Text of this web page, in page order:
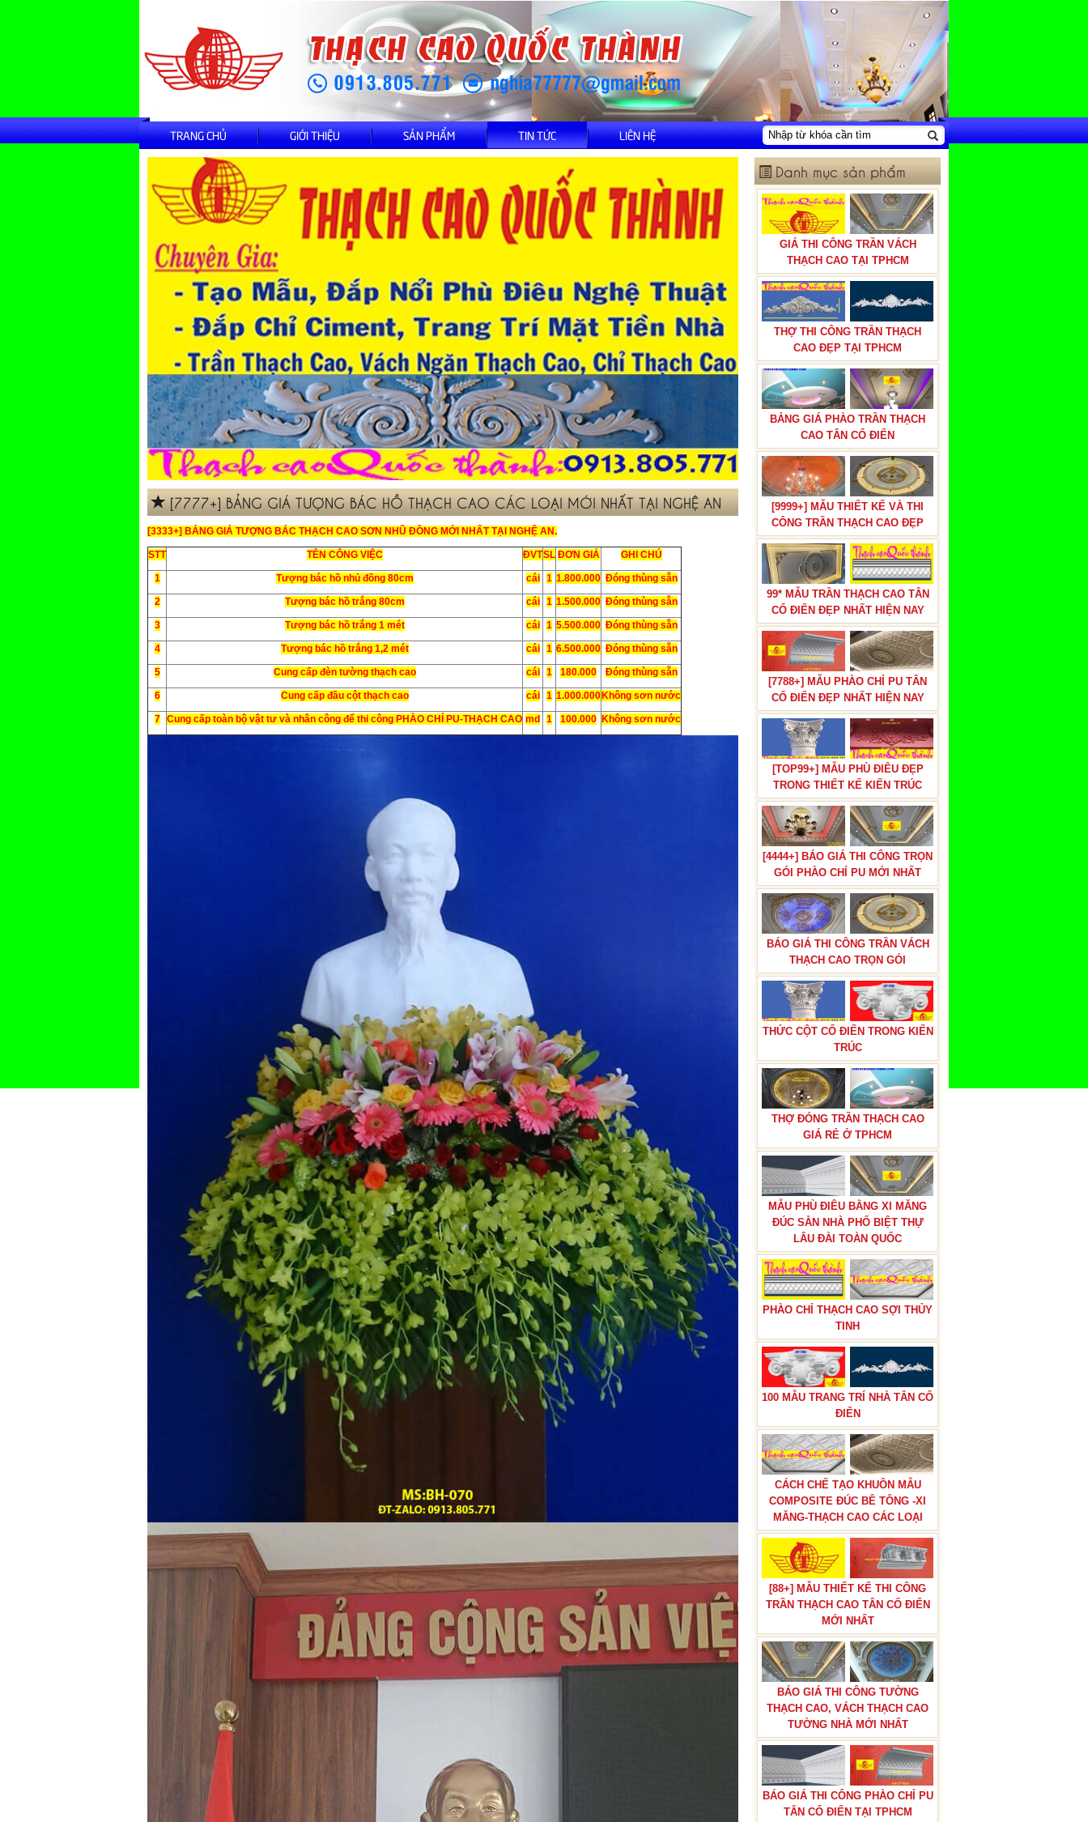
TRANG CHỦ GIỚI THIỆU SẢN PHẨM TIN TỨC LIÊN HỆ
[7777+] BẢNG GIÁ TƯỢNG BÁC HỒ THẠCH CAO CÁC LOẠI MỚI NHẤT TẠI NGHỆ AN
[3333+] BẢNG GIÁ TƯỢNG BÁC THẠCH CAO SƠN NHŨ ĐỒNG MỚI NHẤT TẠI NGHỆ AN.
STT TÊN CÔNG VIỆC ĐVTSL ĐƠN GIÁ GHI CHÚ
1 Tượng bác hồ nhủ đồng 80cm cái 1 1.800.000 Đóng thùng sẵn
2 Tượng bác hồ trắng 80cm cái 1 1.500.000 Đóng thùng sẵn
3 Tượng bác hồ trắng 1 mét cái 1 5.500.000 Đóng thùng sẵn
4 Tượng bác hồ trắng 1,2 mét cái 1 6.500.000 Đóng thùng sẵn
5 Cung cấp đèn tường thạch cao cái 1 180.000 Đóng thùng sẵn
6 Cung cấp đầu cột thạch cao cái 1 1.000.000Không sơn nước
7 Cung cấp toàn bộ vật tư và nhân công để thi công PHÀO CHỈ PU-THẠCH CAO md 1 100.000 Không sơn nước
Danh mục sản phẩm
GIÁ THI CÔNG TRẦN VÁCH
THẠCH CAO TẠI TPHCM
THỢ THI CÔNG TRẦN THẠCH
CAO ĐẸP TẠI TPHCM
BẢNG GIÁ PHÀO TRẦN THẠCH
CAO TÂN CỔ ĐIỂN
[9999+] MẪU THIẾT KẾ VÀ THI
CÔNG TRẦN THẠCH CAO ĐẸP
99* MẪU TRẦN THẠCH CAO TÂN
CỔ ĐIỂN ĐẸP NHẤT HIỆN NAY
[7788+] MẪU PHÀO CHỈ PU TÂN
CỔ ĐIỂN ĐẸP NHẤT HIỆN NAY
[TOP99+] MẪU PHÙ ĐIÊU ĐẸP
TRONG THIẾT KẾ KIẾN TRÚC
[4444+] BÁO GIÁ THI CÔNG TRỌN
GÓI PHÀO CHỈ PU MỚI NHẤT
BÁO GIÁ THI CÔNG TRẦN VÁCH
THẠCH CAO TRỌN GÓI
THỨC CỘT CỔ ĐIỂN TRONG KIẾN
TRÚC
THỢ ĐÓNG TRẦN THẠCH CAO
GIÁ RẺ Ở TPHCM
MẪU PHÙ ĐIÊU BẰNG XI MĂNG
ĐÚC SẴN NHÀ PHỐ BIỆT THỰ
LÂU ĐÀI TOÀN QUỐC
PHÀO CHỈ THẠCH CAO SỢI THỦY
TINH
100 MẪU TRANG TRÍ NHÀ TÂN CỔ
ĐIỂN
CÁCH CHẾ TẠO KHUÔN MẪU
COMPOSITE ĐÚC BÊ TÔNG -XI
MĂNG-THẠCH CAO CÁC LOẠI
[88+] MẪU THIẾT KẾ THI CÔNG
TRẦN THẠCH CAO TÂN CỔ ĐIỂN
MỚI NHẤT
BÁO GIÁ THI CÔNG TƯỜNG
THẠCH CAO, VÁCH THẠCH CAO
TƯỜNG NHÀ MỚI NHẤT
BÁO GIÁ THI CÔNG PHÀO CHỈ PU
TÂN CỔ ĐIỂN TẠI TPHCM